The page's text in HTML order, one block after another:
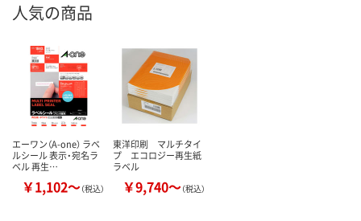
人気の商品
エーワン（A-one） ラベ
ルシール 表示・宛名ラ
ベル 再生…
￥1,102～（税込）
東洋印刷 マルチタイ
プ エコロジー再生紙
ラベル
￥9,740～（税込）